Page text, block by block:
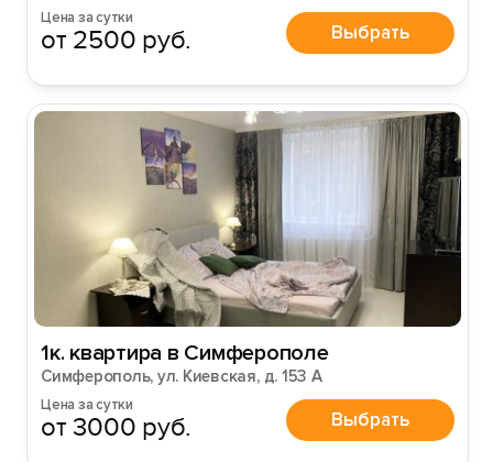
Цена за сутки
от 2500 руб. Выбрать
1к. квартира в Симферополе
Симферополь, ул. Киевская, д. 153 А
Цена за сутки
от 3000 руб. Выбрать